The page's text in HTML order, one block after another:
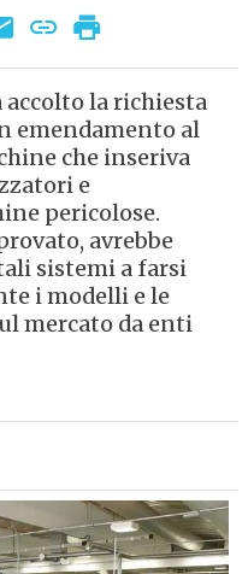
la richiesta
emendamento al
che inseriva
e
pericolose.
avrebbe
sistemi a farsi
i modelli e le
mercato da enti